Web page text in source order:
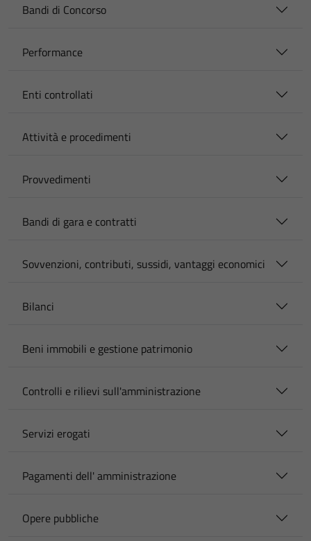
Bandi di Concorso
Performance
Enti controllati
Attività e procedimenti
Provvedimenti
Bandi di gara e contratti
Sovvenzioni, contributi, sussidi, vantaggi economici
Bilanci
Beni immobili e gestione patrimonio
Controlli e rilievi sull'amministrazione
Servizi erogati
Pagamenti dell' amministrazione
Opere pubbliche